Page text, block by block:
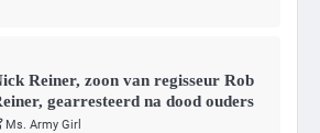
Reiner, zoon van regisseur Rob
gearresteerd na dood ouders
Ms. Army Girl